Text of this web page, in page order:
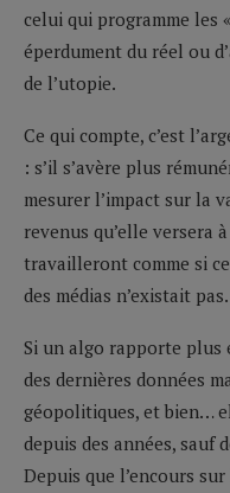
celui qui programme les
éperdument du réel ou
de l’utopie.
Ce qui compte, c’est
: s’il s’avère plus
mesurer l’impact sur la
revenus qu’elle versera
travailleront comme si
des médias n’existait pas.
Si un algo rapporte plus
des dernières données
géopolitiques, et bien…
depuis des années, sauf
Depuis que l’encours